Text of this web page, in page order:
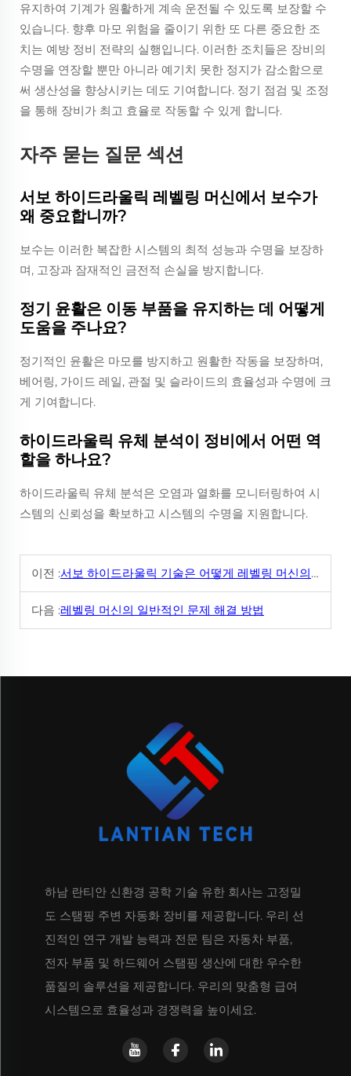
유지하여 기계가 원활하게 계속 운전될 수 있도록 보장할 수
있습니다. 향후 마모 위험을 줄이기 위한 또 다른 중요한 조
치는 예방 정비 전략의 실행입니다. 이러한 조치들은 장비의
수명을 연장할 뿐만 아니라 예기치 못한 정지가 감소함으로
써 생산성을 향상시키는 데도 기여합니다. 정기 점검 및 조정
을 통해 장비가 최고 효율로 작동할 수 있게 합니다.
자주 묻는 질문 섹션
서보 하이드라울릭 레벨링 머신에서 보수가
왜 중요합니까?
보수는 이러한 복잡한 시스템의 최적 성능과 수명을 보장하
며, 고장과 잠재적인 금전적 손실을 방지합니다.
정기 윤활은 이동 부품을 유지하는 데 어떻게
도움을 주나요?
정기적인 윤활은 마모를 방지하고 원활한 작동을 보장하며,
베어링, 가이드 레일, 관절 및 슬라이드의 효율성과 수명에 크
게 기여합니다.
하이드라울릭 유체 분석이 정비에서 어떤 역
할을 하나요?
하이드라울릭 유체 분석은 오염과 열화를 모니터링하여 시
스템의 신뢰성을 확보하고 시스템의 수명을 지원합니다.
이전 :서보 하이드라울릭 기술은 어떻게 레벨링 머신의 성능을 향상시킬까요?
다음 :레벨링 머신의 일반적인 문제 해결 방법
하남 란티안 신환경 공학 기술 유한 회사는 고정밀
도 스탬핑 주변 자동화 장비를 제공합니다. 우리 선
진적인 연구 개발 능력과 전문 팀은 자동차 부품,
전자 부품 및 하드웨어 스탬핑 생산에 대한 우수한
품질의 솔루션을 제공합니다. 우리의 맞춤형 급여
시스템으로 효율성과 경쟁력을 높이세요.